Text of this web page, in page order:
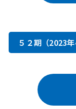
５２期（2023